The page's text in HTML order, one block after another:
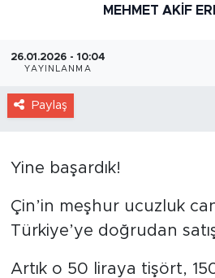
MEHMET AKIF
26.01.2026 - 10:04
YAYINLANMA
Paylaş
Yine başardık!
Çin’in meşhur ucuzluk
Türkiye’ye doğrudan
Artık o 50 liraya tişört,